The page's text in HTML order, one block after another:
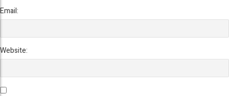
Email:
Website: